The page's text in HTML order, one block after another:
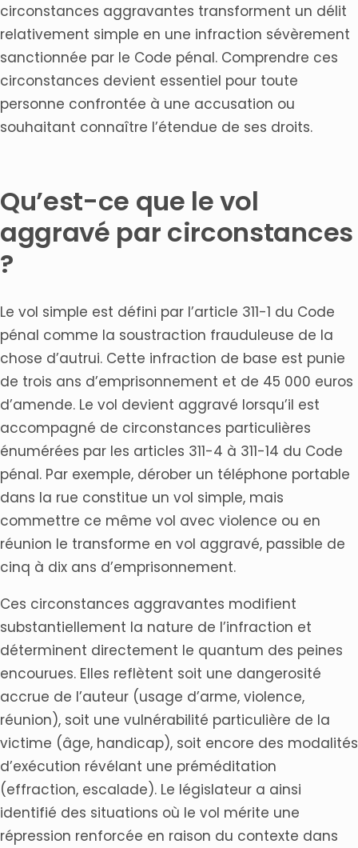
circonstances aggravantes transforment un délit
relativement simple en une infraction sévèrement
sanctionnée par le Code pénal. Comprendre ces
circonstances devient essentiel pour toute
personne confrontée à une accusation ou
souhaitant connaître l’étendue de ses droits.
Qu’est-ce que le vol
aggravé par circonstances
?
Le vol simple est défini par l’article 311-1 du Code
pénal comme la soustraction frauduleuse de la
chose d’autrui. Cette infraction de base est punie
de trois ans d’emprisonnement et de 45 000 euros
d’amende. Le vol devient aggravé lorsqu’il est
accompagné de circonstances particulières
énumérées par les articles 311-4 à 311-14 du Code
pénal. Par exemple, dérober un téléphone portable
dans la rue constitue un vol simple, mais
commettre ce même vol avec violence ou en
réunion le transforme en vol aggravé, passible de
cinq à dix ans d’emprisonnement.
Ces circonstances aggravantes modifient
substantiellement la nature de l’infraction et
déterminent directement le quantum des peines
encourues. Elles reflètent soit une dangerosité
accrue de l’auteur (usage d’arme, violence,
réunion), soit une vulnérabilité particulière de la
victime (âge, handicap), soit encore des modalités
d’exécution révélant une préméditation
(effraction, escalade). Le législateur a ainsi
identifié des situations où le vol mérite une
répression renforcée en raison du contexte dans